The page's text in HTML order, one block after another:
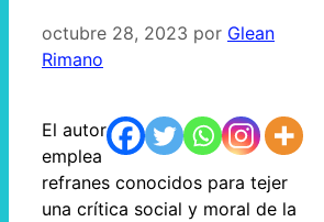
octubre 28, 2023 por Glean
Rimano
El autor
emplea
refranes conocidos para tejer
una crítica social y moral de la